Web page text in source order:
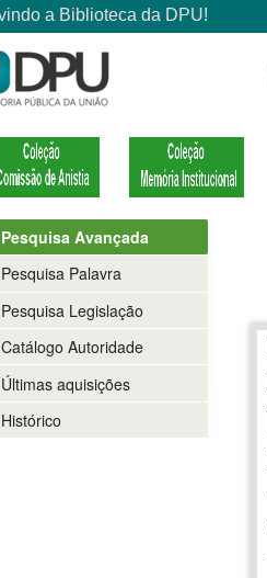
Pesquisa Avançada
Pesquisa Palavra
Pesquisa Legislação
Catálogo Autoridade
Últimas aquisições
Histórico